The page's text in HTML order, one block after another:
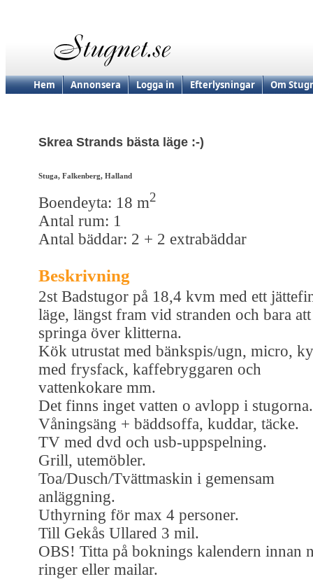
Hem Annonsera Logga in Efterlysningar Om
Skrea Strands bästa läge :-)
Stuga, Falkenberg, Halland
Boendeyta: 18 m2
Antal rum: 1
Antal bäddar: 2 + 2 extrabäddar
Beskrivning
2st Badstugor på 18,4 kvm med ett
läge, längst fram vid stranden och bara att
springa över klitterna.
Kök utrustat med bänkspis/ugn, micro,
med frysfack, kaffebryggaren och
vattenkokare mm.
Det finns inget vatten o avlopp i stugorna.
Våningsäng + bäddsoffa, kuddar, täcke.
TV med dvd och usb-uppspelning.
Grill, utemöbler.
Toa/Dusch/Tvättmaskin i gemensam
anläggning.
Uthyrning för max 4 personer.
Till Gekås Ullared 3 mil.
OBS! Titta på boknings kalendern innan
ringer eller mailar.